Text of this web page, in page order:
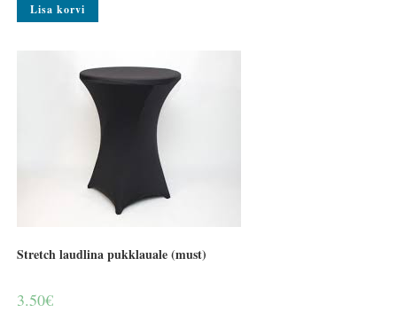
Lisa korvi
Stretch laudlina pukklauale (must)
3.50€